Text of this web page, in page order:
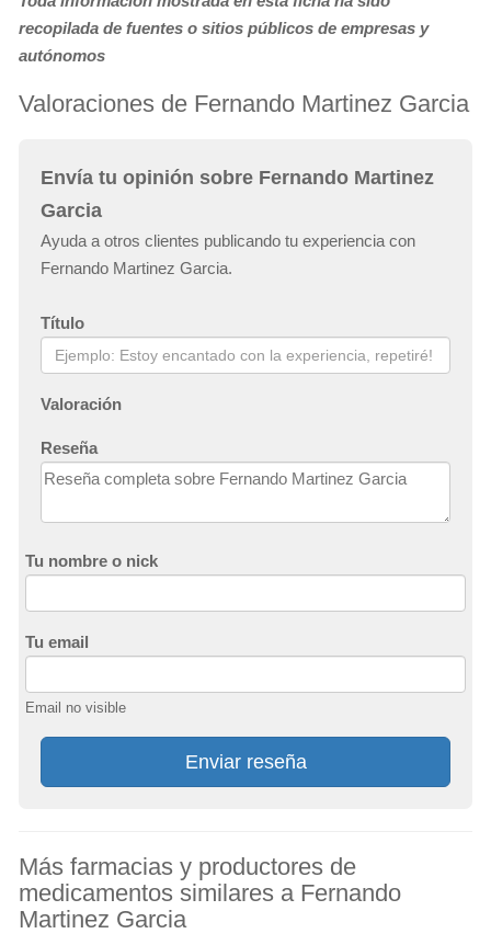
recopilada de fuentes o sitios públicos de empresas y
autónomos
Valoraciones de Fernando Martinez Garcia
Envía tu opinión sobre Fernando Martinez
Garcia
Ayuda a otros clientes publicando tu experiencia con
Fernando Martinez Garcia.
Título
Valoración
Reseña
Tu nombre o nick
Tu email
Email no visible
Enviar reseña
Más farmacias y productores de
medicamentos similares a Fernando
Martinez Garcia